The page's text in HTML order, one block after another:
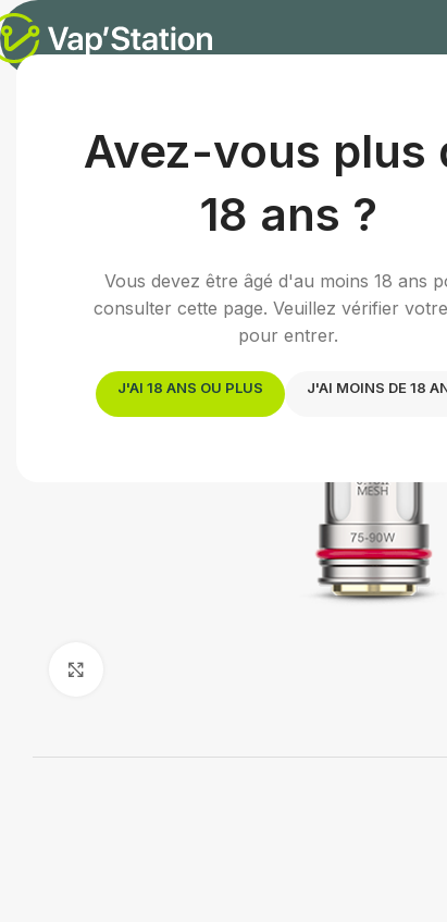
Avez-vous plus
18 ans ?
Vous devez être âgé d'au moins 18 ans
consulter cette page. Veuillez vérifier
pour entrer.
J'AI 18 ANS OU PLUS J'AI MOINS DE 18
/Cigarette électronique Résistance e-